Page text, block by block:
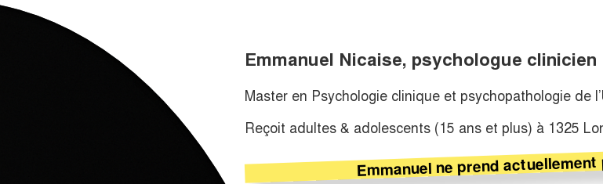
Emmanuel Nicaise, psychologue clinicien
Master en Psychologie clinique et psychopathologie de
Reçoit adultes & adolescents (15 ans et plus) à 1325
Emmanuel ne prendactuellement